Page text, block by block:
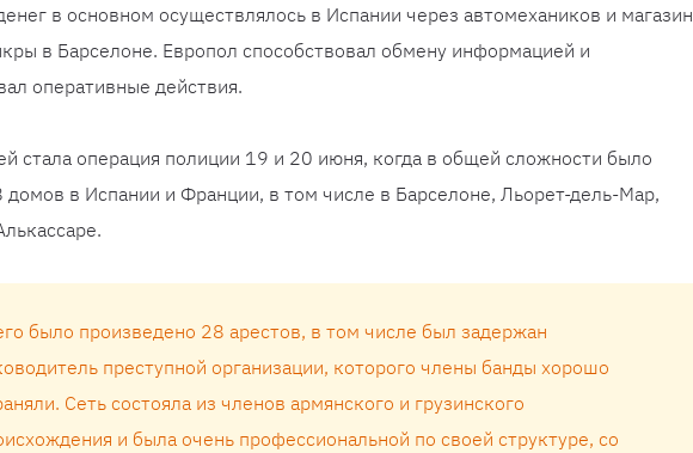
в основном осуществлялось в Испании через автомехаников и магазин
в Барселоне. Европол способствовал обмену информацией и
оперативные действия.
стала операция полиции 19 и 20 июня, когда в общей сложности было
домов в Испании и Франции, в том числе в Барселоне, Льорет-дель-Мар,
было произведено 28 арестов, в том числе был задержан
преступной организации, которого члены банды хорошо
Сеть состояла из членов армянского и грузинского
и была очень профессиональной по своей структуре, со